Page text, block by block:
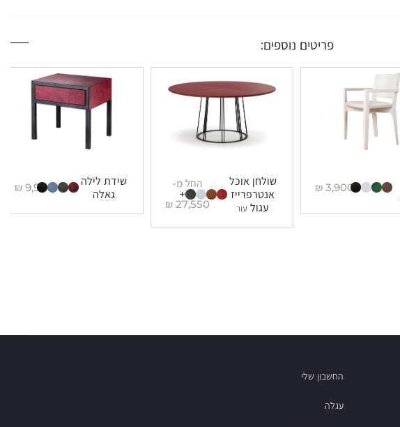
פריטים נוספים:
3,900
₪
שולחן אוכל
אנטרפרייז
עגול עור
החל מ-
27,550
₪
+
שידת לילה
גאלה
9,900
₪
החשבון שלי
עגלה